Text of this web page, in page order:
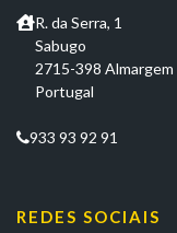
R. da Serra, 1
Sabugo
2715-398 Almargem
Portugal
933 93 92 91
REDES SOCIAIS